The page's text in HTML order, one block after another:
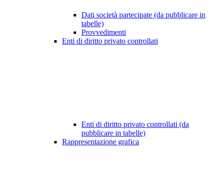
Dati società partecipate (da pubblicare in
tabelle)
Provvedimenti
Enti di diritto privato controllati
Enti di diritto privato controllati (da
pubblicare in tabelle)
Rappresentazione grafica